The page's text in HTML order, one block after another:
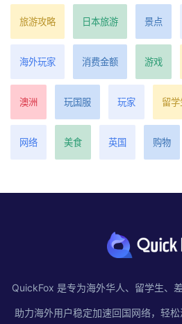
旅游攻略 日本旅游 景点
海外玩家 消费金额 游戏
澳洲 玩国服 玩家 留学
网络 美食 英国 购物
QuickFox 是专为海外华人、留学生、
助力海外用户稳定加速回国网络，轻松